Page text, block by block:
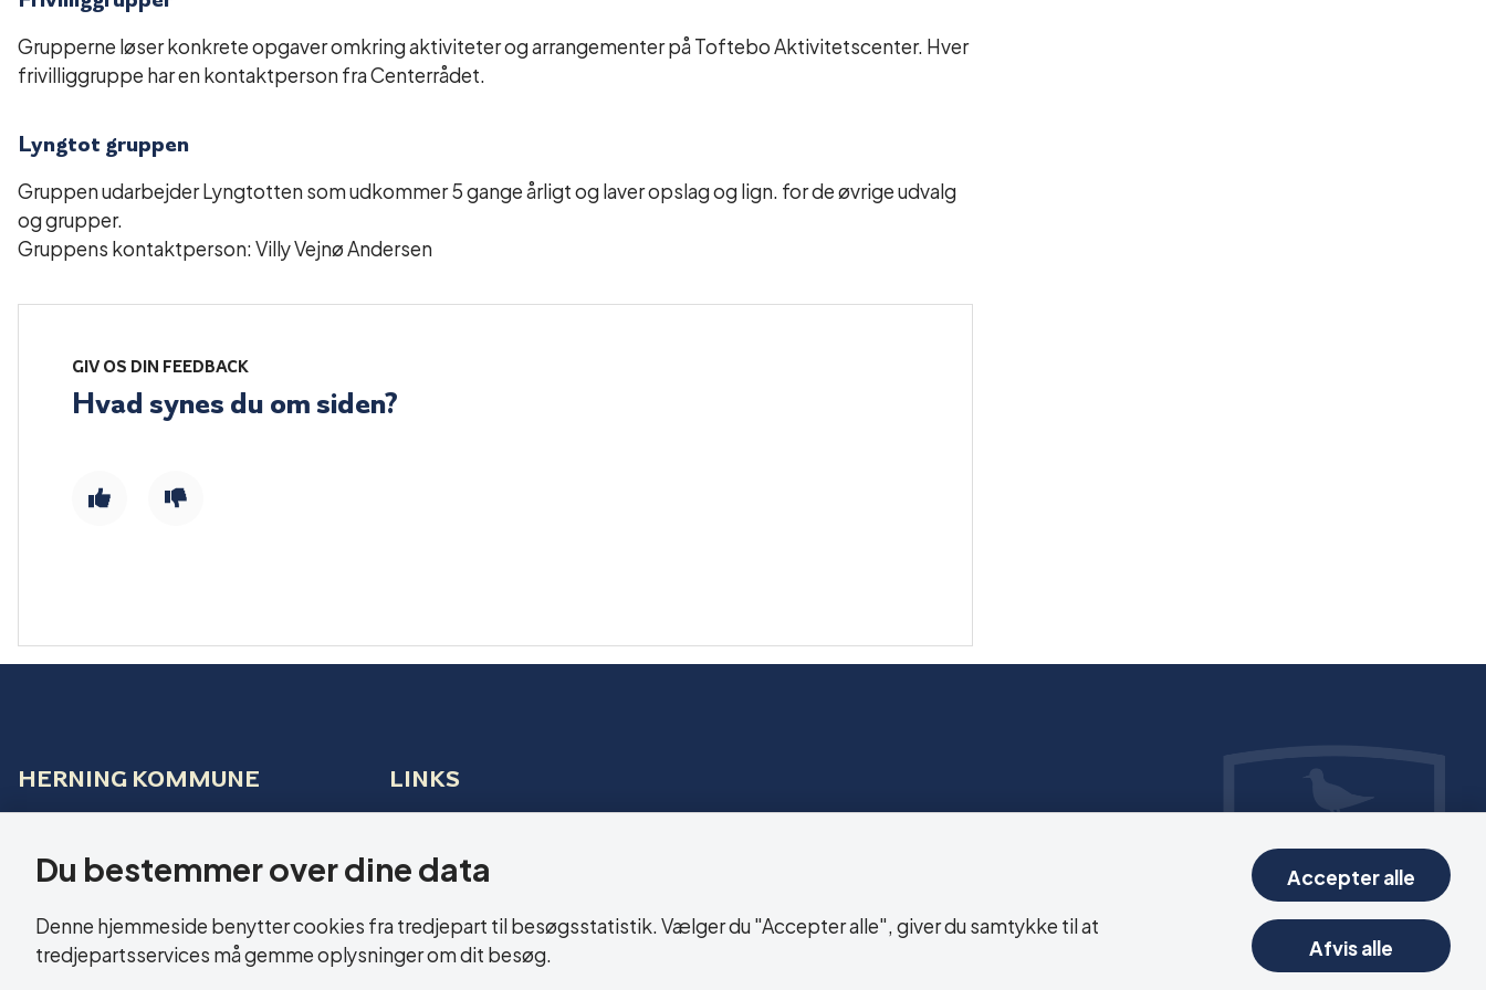
Grupperne løser konkrete opgaver omkring aktiviteter og arrangementer på Toftebo Aktivitetscenter. Hver
frivilliggruppe har en kontaktperson fra Centerrådet.
Lyngtot gruppen
Gruppen udarbejder Lyngtotten som udkommer 5 gange årligt og laver opslag og lign. for de øvrige udvalg
og grupper.
Gruppens kontaktperson: Villy Vejnø Andersen
GIV OS DIN FEEDBACK
Hvad synes du om siden?
HERNING KOMMUNE
Bethaniagade 3B
7400 Herning
CVR: 29 18 99 19
LINKS
Cookies
Du bestemmer over dine data
Denne hjemmeside benytter cookies fra tredjepart til besøgsstatistik. Vælger du "Accepter alle", giver du samtykke til at
tredjepartsservices må gemme oplysninger om dit besøg.
Accepter alle
Afvis alle